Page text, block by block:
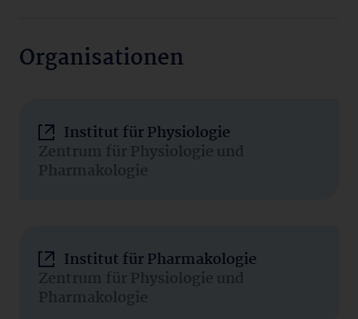
Organisationen
Institut für Physiologie
Zentrum für Physiologie und
Pharmakologie
Institut für Pharmakologie
Zentrum für Physiologie und
Pharmakologie